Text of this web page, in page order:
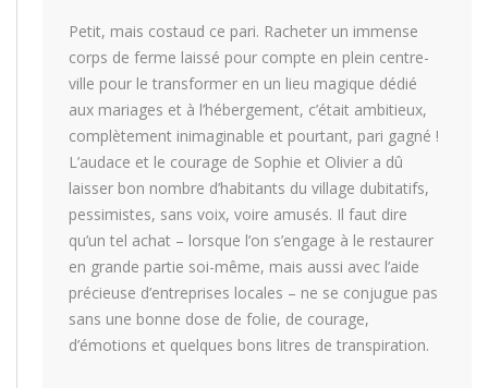
Petit, mais costaud ce pari. Racheter un immense
corps de ferme laissé pour compte en plein centre-
ville pour le transformer en un lieu magique dédié
aux mariages et à l’hébergement, c’était ambitieux,
complètement inimaginable et pourtant, pari gagné !
L’audace et le courage de Sophie et Olivier a dû
laisser bon nombre d’habitants du village dubitatifs,
pessimistes, sans voix, voire amusés. Il faut dire
qu’un tel achat – lorsque l’on s’engage à le restaurer
en grande partie soi-même, mais aussi avec l’aide
précieuse d’entreprises locales – ne se conjugue pas
sans une bonne dose de folie, de courage,
d’émotions et quelques bons litres de transpiration.